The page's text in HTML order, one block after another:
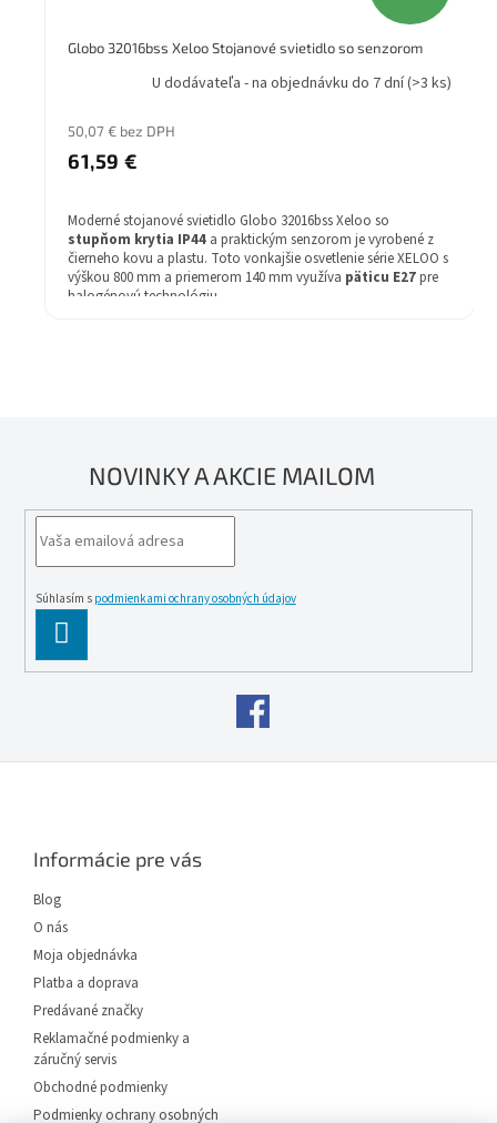
Globo 32016bss Xeloo Stojanové svietidlo so senzorom
U dodávateľa - na objednávku do 7 dní(>3 ks)
50,07 € bez DPH
61,59 €
Moderné stojanové svietidlo Globo 32016bss Xeloo so
stupňom krytia IP44 a praktickým senzorom je vyrobené z
čierneho kovu a plastu. Toto vonkajšie osvetlenie série XELOO s
výškou 800 mm a priemerom 140 mm využíva päticu E27pre
halogénovú technológiu.
NOVINKY A AKCIE MAILOM
Súhlasím s podmienkami ochrany osobných údajov
SE
Informácie pre vás
Blog
O nás
Moja objednávka
Platba a doprava
Predávané značky
Reklamačné podmienky a
záručný servis
Obchodné podmienky
Podmienky ochrany osobných